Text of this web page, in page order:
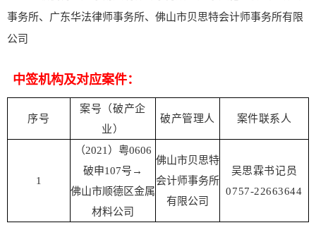
事务所、广东华法律师事务所、佛山市贝思特会计师事务所有限
公司
中签机构及对应案件：
序号
案号（破产企
业）
破产管理人 案件联系人
1
（2021）粤0606
破申107号→
佛山市顺德区金属
材料公司
佛山市贝思特
会计师事务所
有限公司
吴思霖书记员
0757-22663644